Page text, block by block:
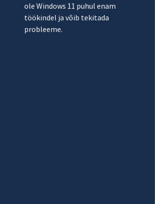
ole Windows 11 puhul enam
töökindel ja võib tekitada
probleeme.